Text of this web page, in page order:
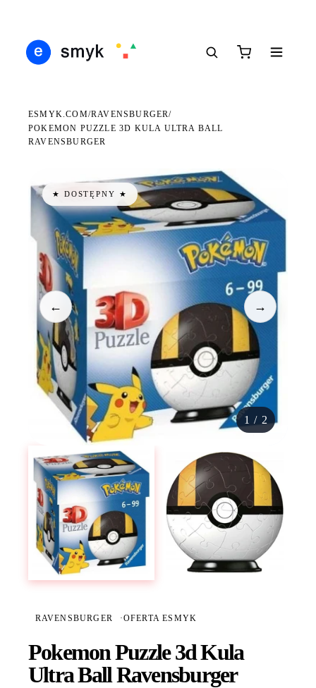
ESMYK.COM/RAVENSBURGER/
POKEMON PUZZLE 3D KULA ULTRA BALL
RAVENSBURGER
★ DOSTĘPNY ★
← →
1 / 2
RAVENSBURGER ·OFERTA ESMYK
Pokemon Puzzle 3d Kula
Ultra Ball Ravensburger